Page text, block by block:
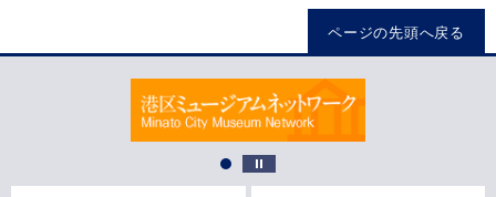
ページの先頭へ戻る